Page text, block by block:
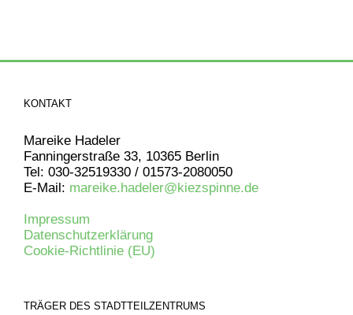
KONTAKT
Mareike Hadeler
Fanningerstraße 33, 10365 Berlin
Tel: 030-32519330 / 01573-2080050
E-Mail: mareike.hadeler@kiezspinne.de
Impressum
Datenschutzerklärung
Cookie-Richtlinie (EU)
TRÄGER DES STADTTEILZENTRUMS